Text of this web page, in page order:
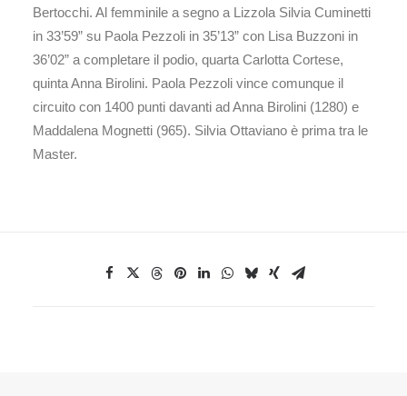
Bertocchi. Al femminile a segno a Lizzola Silvia Cuminetti
in 33’59” su Paola Pezzoli in 35’13” con Lisa Buzzoni in
36’02” a completare il podio, quarta Carlotta Cortese,
quinta Anna Birolini. Paola Pezzoli vince comunque il
circuito con 1400 punti davanti ad Anna Birolini (1280) e
Maddalena Mognetti (965). Silvia Ottaviano è prima tra le
Master.